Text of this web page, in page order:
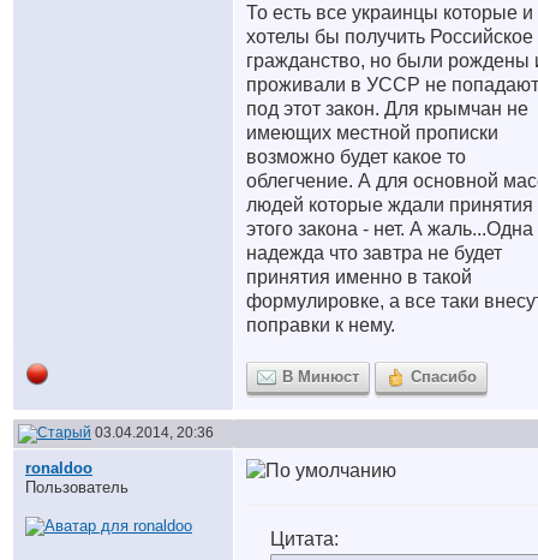
То есть все украинцы которые и
хотелы бы получить Российское
гражданство, но были рождены
проживали в УССР не попадают
под этот закон. Для крымчан не
имеющих местной прописки
возможно будет какое то
облегчение. А для основной
людей которые ждали принятия
этого закона - нет. А жаль...Одна
надежда что завтра не будет
принятия именно в такой
формулировке, а все таки
поправки к нему.
В Минюст Спасибо
03.04.2014, 20:36
ronaldoo
Пользователь
Цитата: